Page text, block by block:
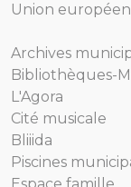
Union
Archives
Bibliothèques-
L'Agora
Cité musicale
Bliiida
Piscines